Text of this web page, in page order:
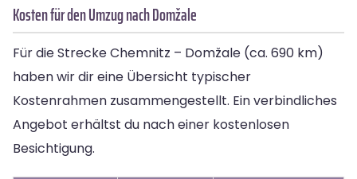
Kosten für den Umzug nach Domžale
Für die Strecke Chemnitz – Domžale (ca. 690 km)
haben wir dir eine Übersicht typischer
Kostenrahmen zusammengestellt. Ein verbindliches
Angebot erhältst du nach einer kostenlosen
Besichtigung.